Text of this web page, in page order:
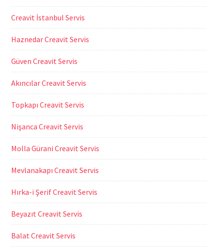
Creavit İstanbul Servis
Haznedar Creavit Servis
Güven Creavit Servis
Akıncılar Creavit Servis
Topkapı Creavit Servis
Nişanca Creavit Servis
Molla Gürani Creavit Servis
Mevlanakapı Creavit Servis
Hırka-i Şerif Creavit Servis
Beyazıt Creavit Servis
Balat Creavit Servis